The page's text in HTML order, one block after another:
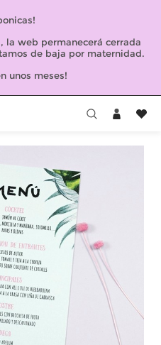
la web permanecerá cerrada
de baja por maternidad.
unos meses!